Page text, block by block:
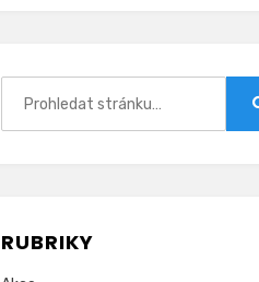
RUBRIKY